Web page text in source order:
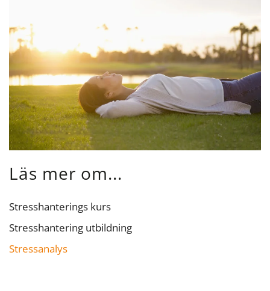
Läs mer om...
Stresshanterings kurs
Stresshantering utbildning
Stressanalys